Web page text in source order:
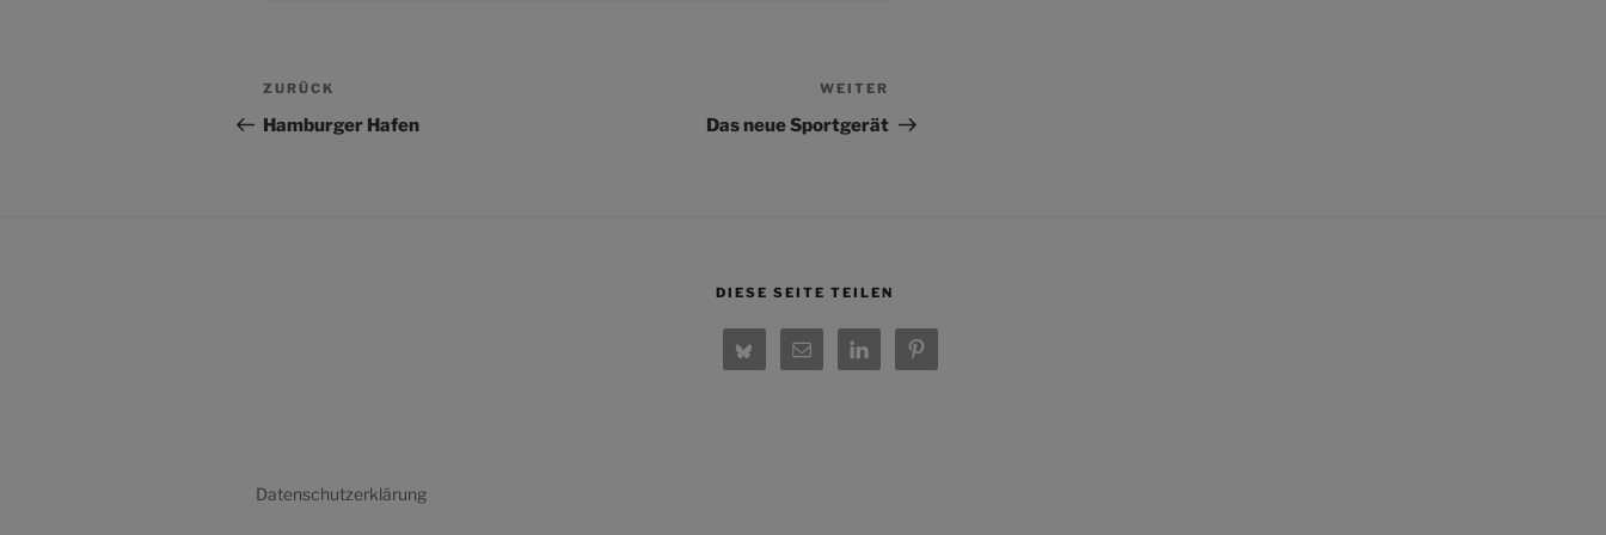
Beitragsnavigation
Vorheriger
Beitrag
ZURÜCK
Hamburger Hafen
Beitrag
WEITER
Das neue Sportgerät
DIESE SEITE TEILEN
Datenschutzerklärung